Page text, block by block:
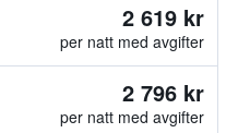
2 619 kr
per natt med avgifter
2 796 kr
per natt med avgifter